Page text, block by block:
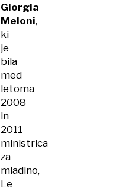
Giorgia
Meloni,
ki
je
bila
med
letoma
2008
in
2011
ministrica
za
mladino,
Le